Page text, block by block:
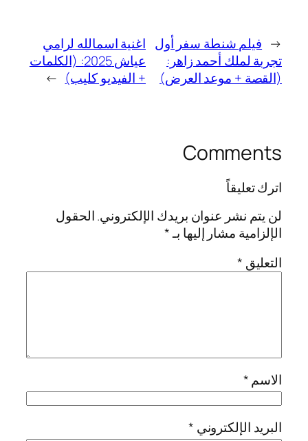
← فيلم شنطة سفر أول
تجربة لملك أحمد زاهر:
(القصة + موعد العرض)
اغنية اسمالله لرامي
عياش 2025: (الكلمات
+ الفيديو كليب) →
Comments
اترك تعليقاً
لن يتم نشر عنوان بريدك الإلكتروني.الحقول
الإلزامية مشار إليها بـ*
التعليق *
الاسم*
البريد الإلكتروني *